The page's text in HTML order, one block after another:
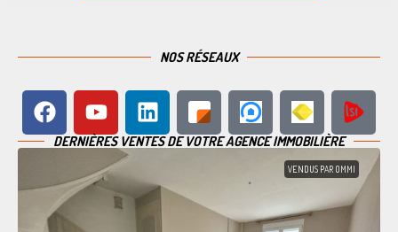
NOS RÉSEAUX
DERNIÈRES VENTES DE VOTRE AGENCE IMMOBILIÈRE
VENDUS PAR OMMI